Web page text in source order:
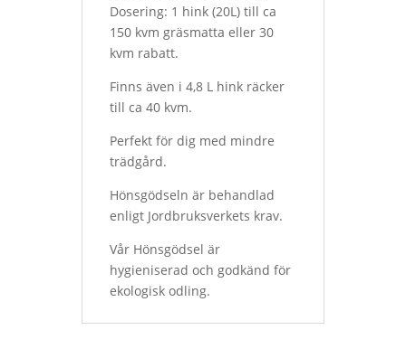
Dosering: 1 hink (20L) till ca
150 kvm gräsmatta eller 30
kvm rabatt.
Finns även i 4,8 L hink räcker
till ca 40 kvm.
Perfekt för dig med mindre
trädgård.
Hönsgödseln är behandlad
enligt Jordbruksverkets krav.
Vår Hönsgödsel är
hygieniserad och godkänd för
ekologisk odling.